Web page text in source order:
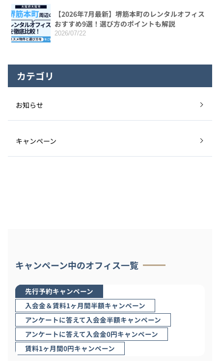
【2026年7月最新】堺筋本町のレンタルオフィス
おすすめ9選！選び方のポイントも解説
2026/07/22
カテゴリ
お知らせ
キャンペーン
キャンペーン中のオフィス一覧
先行予約キャンペーン
入会金＆賃料1ヶ月間半額キャンペーン
アンケートに答えて入会金半額キャンペーン
アンケートに答えて入会金0円キャンペーン
賃料1ヶ月間0円キャンペーン